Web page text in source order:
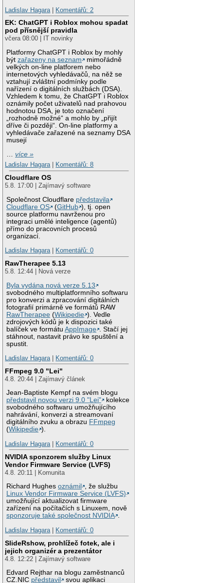
Ladislav Hagara
Komentářů: 2
EK: ChatGPT i Roblox mohou spadat
pod přísnější pravidla
včera 08:00 | IT novinky
Platformy ChatGPT i Roblox by mohly
býtzařazeny na seznam
mimořádně
velkých on-line platforem nebo
internetových vyhledávačů, na něž se
vztahují zvláštní podmínky podle
nařízení o digitálních službách (DSA).
Vzhledem k tomu, že ChatGPT i Roblox
oznámily počet uživatelů nad prahovou
hodnotou DSA, je toto označení
„rozhodně možné“ a mohlo by „přijít
dříve či později“. On-line platformy a
vyhledávače zařazené na seznamy DSA
musejí
…více »
Ladislav Hagara| Komentářů: 8
Cloudflare OS
5.8. 17:00 | Zajímavý software
Společnost Cloudflare představila
Cloudflare OS
(GitHub ), tj. open
source platformu navrženou pro
integraci umělé inteligence (agentů)
přímo do pracovních procesů
organizací.
Ladislav Hagara| Komentářů: 0
RawTherapee 5.13
5.8. 12:44 | Nová verze
Byla vydána nová verze 5.13
svobodného multiplatformního softwaru
pro konverzi a zpracování digitálních
fotografií primárně ve formátů RAW
RawTherapee (Wikipedie ). Vedle
zdrojových kódů je k dispozici také
balíček ve formátuAppImage
. Stačí jej
stáhnout, nastavit právo ke spuštění a
spustit.
Ladislav Hagara| Komentářů: 0
FFmpeg 9.0 "Lei"
4.8. 20:44 | Zajímavý článek
Jean-Baptiste Kempf na svém blogu
představil novou verzi 9.0 "Lei"
kolekce
svobodného softwaru umožňujícího
nahrávání, konverzi a streamovaní
digitálního zvuku a obrazu FFmpeg
(Wikipedie ).
Ladislav Hagara| Komentářů: 0
NVIDIA sponzorem služby Linux
Vendor Firmware Service (LVFS)
4.8. 20:11 | Komunita
Richard Hughesoznámil
, že službu
Linux Vendor Firmware Service (LVFS)
umožňující aktualizovat firmware
zařízení na počítačích s Linuxem, nově
sponzoruje také společnost NVIDIA .
Ladislav Hagara| Komentářů: 0
SlideRshow, prohlížeč fotek, ale i
jejich organizér a prezentátor
4.8. 12:22 | Zajímavý software
Edvard Rejthar na blogu zaměstnanců
CZ.NIC představil
svou aplikaci